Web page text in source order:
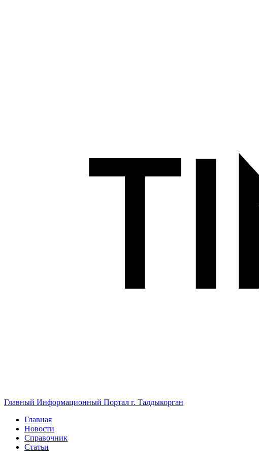
Главный Информационный Портал г. Талдыкорган
Главная
Новости
Справочник
Статьи